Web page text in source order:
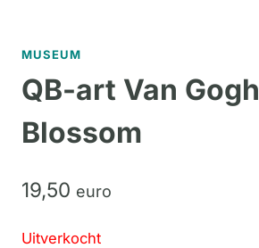
MUSEUM
QB-art Van Gogh
Blossom
19,50 euro
Uitverkocht